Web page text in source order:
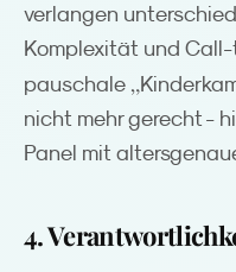
verlangen
Komplexität und
pauschale „
nicht mehr gerecht -
Panel mit
4.